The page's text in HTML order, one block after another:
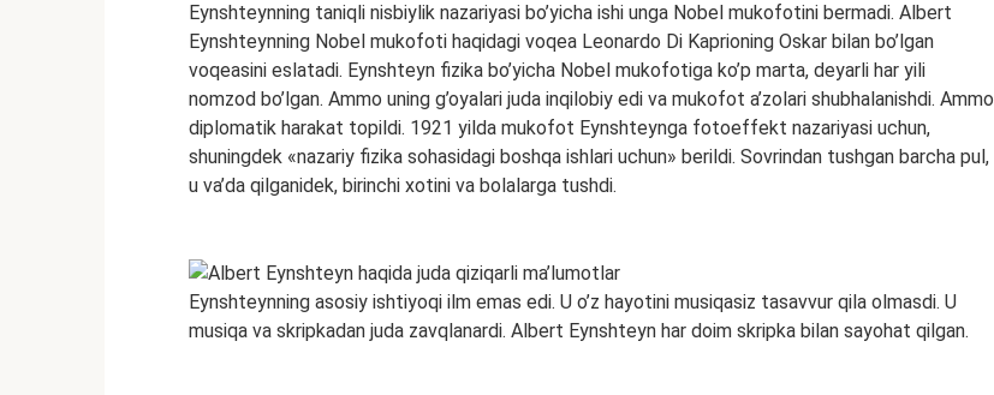
Eynshteynning taniqli nisbiylik nazariyasi bo’yicha ishi unga Nobel mukofotini bermadi. Albert
Eynshteynning Nobel mukofoti haqidagi voqea Leonardo Di Kaprioning Oskar bilan bo’lgan
voqeasini eslatadi. Eynshteyn fizika bo’yicha Nobel mukofotiga ko’p marta, deyarli har yili
nomzod bo’lgan. Ammo uning g’oyalari juda inqilobiy edi va mukofot a’zolari shubhalanishdi. Ammo
diplomatik harakat topildi. 1921 yilda mukofot Eynshteynga fotoeffekt nazariyasi uchun,
shuningdek «nazariy fizika sohasidagi boshqa ishlari uchun» berildi. Sovrindan tushgan barcha pul,
u va’da qilganidek, birinchi xotini va bolalarga tushdi.
Eynshteynning asosiy ishtiyoqi ilm emas edi. U o’z hayotini musiqasiz tasavvur qila olmasdi. U
musiqa va skripkadan juda zavqlanardi. Albert Eynshteyn har doim skripka bilan sayohat qilgan.